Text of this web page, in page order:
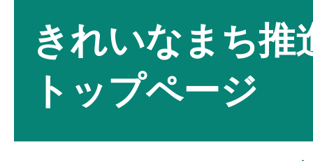
きれいなまち推
トップページ